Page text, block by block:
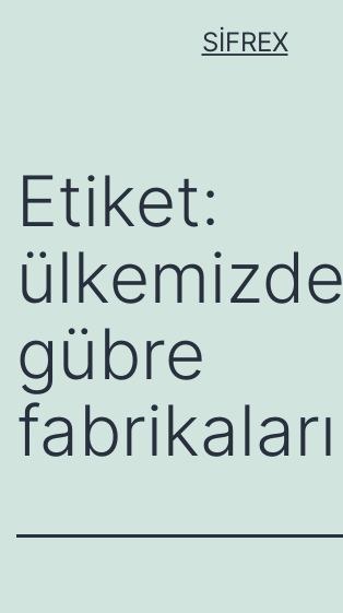
SIFREX
Etiket:
ülkemizde
gübre
fabrikaları